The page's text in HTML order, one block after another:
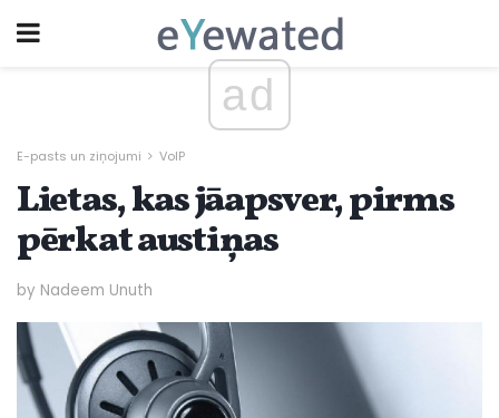
ad
E-pasts un ziņojumi VoIP
Lietas, kas jāapsver, pirms
pērkat austiņas
by Nadeem Unuth